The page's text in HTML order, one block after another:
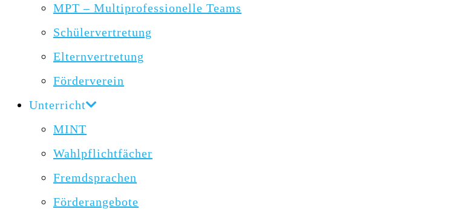
MPT – Multiprofessionelle Teams
Schülervertretung
Elternvertretung
Förderverein
Unterricht
MINT
Wahlpflichtfächer
Fremdsprachen
Förderangebote